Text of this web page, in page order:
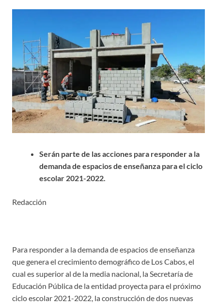
Serán parte de las acciones para responder a la
demanda de espacios de enseñanza para el ciclo
escolar 2021-2022.
Redacción
Para responder a la demanda de espacios de enseñanza
que genera el crecimiento demográfico de Los Cabos, el
cual es superior al de la media nacional, la Secretaría de
Educación Pública de la entidad proyecta para el próximo
ciclo escolar 2021-2022, la construcción de dos nuevas